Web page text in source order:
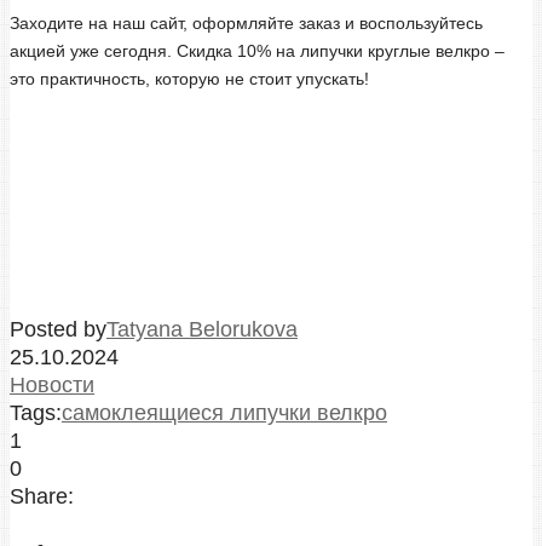
Заходите на наш сайт, оформляйте заказ и воспользуйтесь
акцией уже сегодня. Скидка 10% на липучки круглые велкро –
это практичность, которую не стоит упускать!
Posted byTatyana Belorukova
25.10.2024
Новости
Tags:самоклеящиеся липучки велкро
1
0
Share: